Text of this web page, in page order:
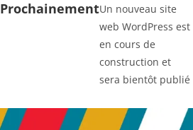
ProchainementUn nouveau site
web WordPress est
en cours de
construction et
sera bientôt publié